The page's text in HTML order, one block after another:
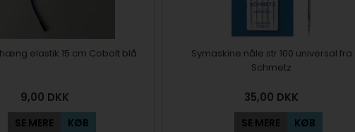
elastik 15 cm Cobolt blå
9,00 DKK
SE MERE KØB
Symaskine nåle str 100 universal fra
Schmetz
35,00 DKK
SE MERE KØB